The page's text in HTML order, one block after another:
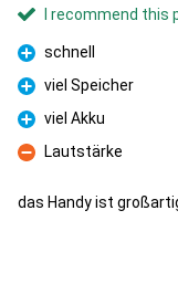
I recommend this
Pro
schnell
Pro
viel Speicher
Pro
viel Akku
Con
Lautstärke
das Handy ist